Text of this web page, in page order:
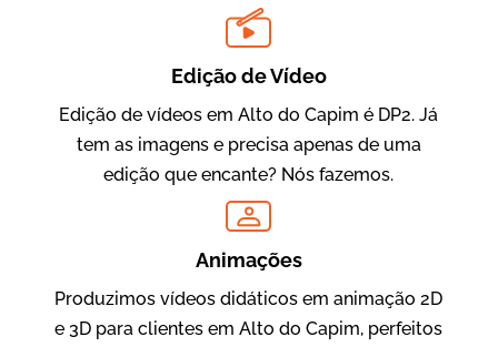
Vídeo Institucional
Edição de Vídeo
Edição de vídeos em Alto do Capim é DP2. Já
tem as imagens e precisa apenas de uma
edição que encante? Nós fazemos.
Animações
Produzimos vídeos didáticos em animação 2D
e 3D para clientes em Alto do Capim, perfeitos